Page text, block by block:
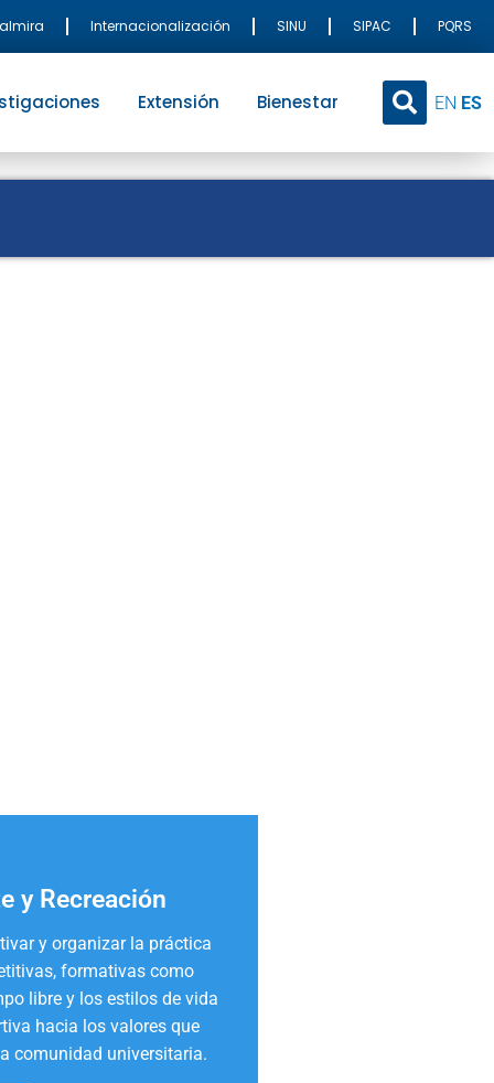
Internacionalización SINU SIPAC PQRS
Extensión Bienestar EN ES
y Recreación
y organizar la práctica
formativas como
libre y los estilos de vida
hacia los valores que
comunidad universitaria.